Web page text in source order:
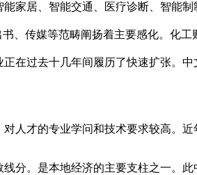
居、智能交通、医疗诊断、智能
、传媒等范畴阐扬着主要感化。化
在过去十几年间履历了快速扩张。
才的专业学问和技术要求较高。近
。是本地经济的主要支柱之一。此